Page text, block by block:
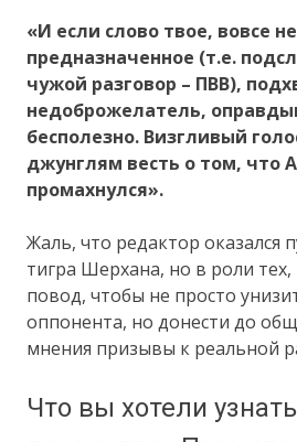
«И если слово твое, вовсе
предназначенное (т.е.
чужой разговор – ПВВ),
недоброжелатель,
бесполезно. Визгливый
джунглям весть о том, что
промахнулся».
Жаль, что редактор оказался
тигра Шерхана, но в роли
повод, чтобы не просто
оппонента, но донести до
мнения призывы к реальной
Что вы хотели